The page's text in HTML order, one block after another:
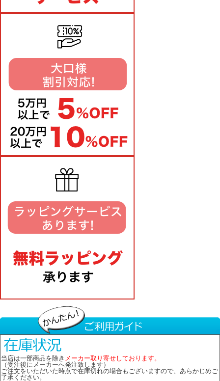
当店は一部商品を除き メーカー取り寄せしております。
（受注後にメーカーへ発注致します）
ご注文をいただいた時点で在庫切れの場合もございますので、あらかじめご
了承ください。